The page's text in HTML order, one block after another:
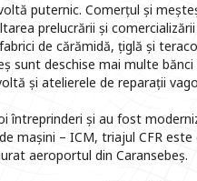
puternic. Comerțul și
prelucrării și
de cărămidă, țiglă și
sunt deschise mai multe
și atelierele de reparații
întreprinderi și au fost
mașini – ICM, triajul CFR
aeroportul din Caransebeș.